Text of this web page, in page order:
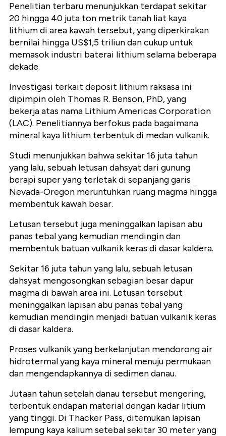
Penelitian terbaru menunjukkan terdapat sekitar
20 hingga 40 juta ton metrik tanah liat kaya
lithium di area kawah tersebut, yang diperkirakan
bernilai hingga US$1,5 triliun dan cukup untuk
memasok industri baterai lithium selama beberapa
dekade.
Investigasi terkait deposit lithium raksasa ini
dipimpin oleh Thomas R. Benson, PhD, yang
bekerja atas nama Lithium Americas Corporation
(LAC). Penelitiannya berfokus pada bagaimana
mineral kaya lithium terbentuk di medan vulkanik.
Studi menunjukkan bahwa sekitar 16 juta tahun
yang lalu, sebuah letusan dahsyat dari gunung
berapi super yang terletak di sepanjang garis
Nevada-Oregon meruntuhkan ruang magma hingga
membentuk kawah besar.
Letusan tersebut juga meninggalkan lapisan abu
panas tebal yang kemudian mendingin dan
membentuk batuan vulkanik keras di dasar kaldera.
Sekitar 16 juta tahun yang lalu, sebuah letusan
dahsyat mengosongkan sebagian besar dapur
magma di bawah area ini. Letusan tersebut
meninggalkan lapisan abu panas tebal yang
kemudian mendingin menjadi batuan vulkanik keras
di dasar kaldera.
Proses vulkanik yang berkelanjutan mendorong air
hidrotermal yang kaya mineral menuju permukaan
dan mengendapkannya di sedimen danau.
Jutaan tahun setelah danau tersebut mengering,
terbentuk endapan material dengan kadar litium
yang tinggi. Di Thacker Pass, ditemukan lapisan
lempung kaya kalium setebal sekitar 30 meter yang